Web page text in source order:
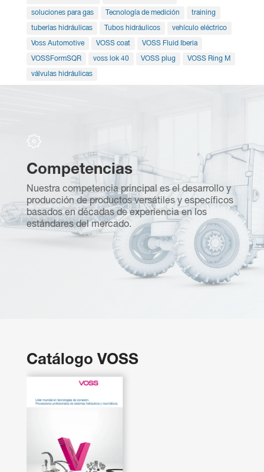
soluciones para gas Tecnología de medición training
tuberías hidráulicas Tubos hidráulicos vehículo eléctrico
Voss Automotive VOSS coat VOSS Fluid Iberia
VOSSFormSQR voss lok 40 VOSS plug VOSS Ring M
válvulas hidráulicas
Competencias
Nuestra competencia principal es el desarrollo y
producción de productos versátiles y específicos
basados en décadas de experiencia en los
estándares del mercado.
Catálogo VOSS